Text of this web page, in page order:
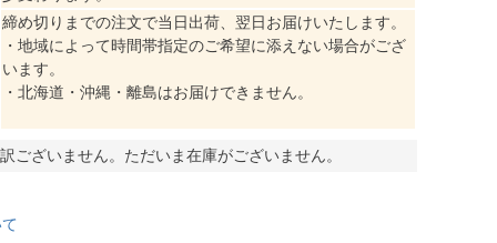
締め切りまでの注文で当日出荷、翌日お届けいたします。
・地域によって時間帯指定のご希望に添えない場合がござ
います。
・北海道・沖縄・離島はお届けできません。
ございません。ただいま在庫がございません。